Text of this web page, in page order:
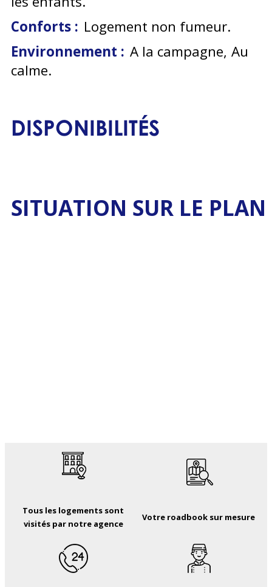
Conforts : Logement non fumeur
Environnement : A la campagne Au
calme
DISPONIBILITÉS
SITUATION SUR LE PLAN
Tous les logements sont
visités par notre agence
Votre roadbook sur mesure